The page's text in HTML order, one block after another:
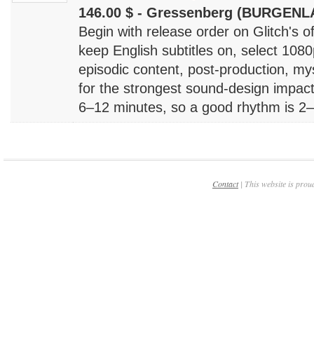
146.00 $ - Gressenberg
Begin with release order on Glitch's
keep English subtitles on, select
episodic content, post-production,
for the strongest sound-design
6–12 minutes, so a good rhythm is
Contact| This website is